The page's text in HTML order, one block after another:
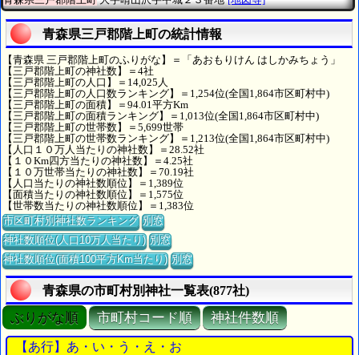
青森県三戸郡階上町の統計情報
【青森県 三戸郡階上町のふりがな】＝「あおもりけん はしかみちょう」
【三戸郡階上町の神社数】＝4社
【三戸郡階上町の人口】＝14,025人
【三戸郡階上町の人口数ランキング】＝1,254位(全国1,864市区町村中)
【三戸郡階上町の面積】＝94.01平方Km
【三戸郡階上町の面積ランキング】＝1,013位(全国1,864市区町村中)
【三戸郡階上町の世帯数】＝5,699世帯
【三戸郡階上町の世帯数ランキング】＝1,213位(全国1,864市区町村中)
【人口１０万人当たりの神社数】＝28.52社
【１０Km四方当たりの神社数】＝4.25社
【１０万世帯当たりの神社数】＝70.19社
【人口当たりの神社数順位】＝1,389位
【面積当たりの神社数順位】＝1,575位
【世帯数当たりの神社数順位】＝1,383位
市区町村別神社数ランキング 別窓
神社数順位(人口10万人当たり) 別窓
神社数順位(面積100平方Km当たり) 別窓
青森県の市町村別神社一覧表(877社)
ぶりがな順 市町村コード順 神社件数順
【あ行】あ・い・う・え・お